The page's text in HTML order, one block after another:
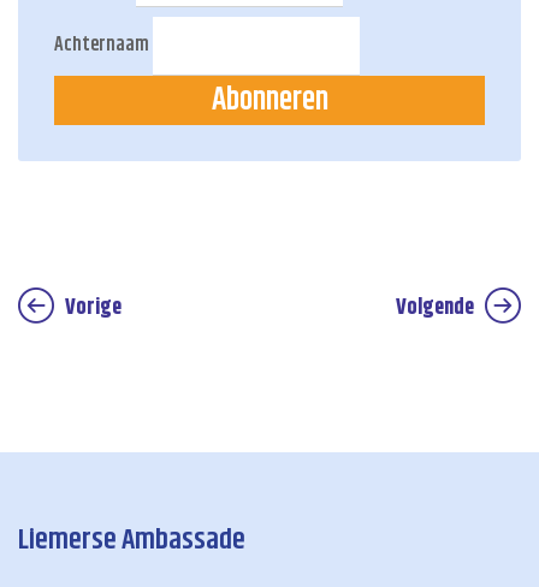
Achternaam
Abonneren
Vorige Volgende
Liemerse Ambassade